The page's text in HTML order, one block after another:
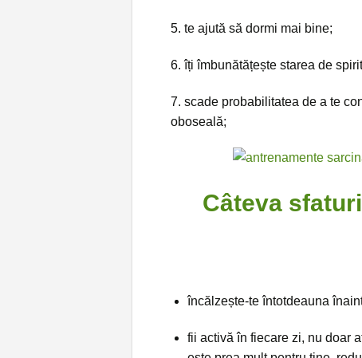
5. te ajută să dormi mai bine;
6. îți îmbunătățește starea de
7. scade probabilitatea de a te
oboseală;
Câteva
încălzește-te întotdeauna
fii activă în fiecare zi, nu doar